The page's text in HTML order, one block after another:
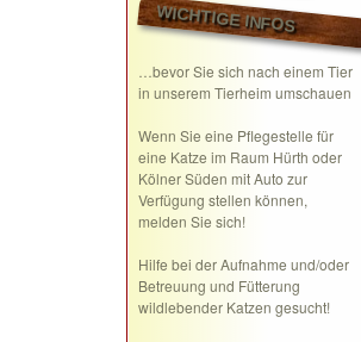
WICHTIGE INFOS
…bevor Sie sich nach einem Tier
in unserem Tierheim umschauen
Wenn Sie eine Pflegestelle für
eine Katze im Raum Hürth oder
Kölner Süden mit Auto zur
Verfügung stellen können,
melden Sie sich!
Hilfe bei der Aufnahme und/oder
Betreuung und Fütterung
wildlebender Katzen gesucht!